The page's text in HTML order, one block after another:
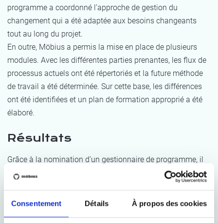
Consentement Détails À propos des cookies
programme a coordonné l’approche de gestion du
changement qui a été adaptée aux besoins changeants
tout au long du projet.
En outre, Möbius a permis la mise en place de plusieurs
modules. Avec les différentes parties prenantes, les flux de
processus actuels ont été répertoriés et la future méthode
de travail a été déterminée. Sur cette base, les différences
ont été identifiées et un plan de formation approprié a été
élaboré.
Résultats
Grâce à la nomination d’un gestionnaire de programme, il
existe un point de contact unique pour la direction, les
infirmières, les médecins et toutes les autres parties
prenantes pendant la mise en place du dossier patient